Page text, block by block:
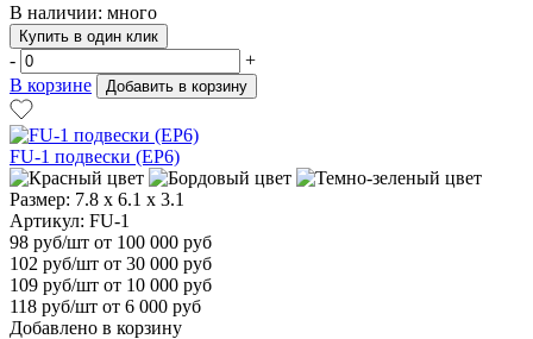
В наличии: много
Купить в один клик
-
+
В корзине
Добавить в корзину
FU-1 подвески (EP6)
Размер: 7.8 x 6.1 x 3.1
Артикул: FU-1
98 руб/шт от 100 000 руб
102 руб/шт от 30 000 руб
109 руб/шт от 10 000 руб
118 руб/шт от 6 000 руб
Добавлено в корзину